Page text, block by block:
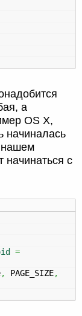
а
OS X,
начиналась
нашем
начинаться с
=
, PAGE_SIZE,